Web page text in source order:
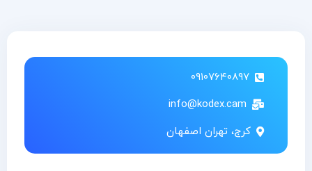
۰۹۱۰۷۶۴۰۸۹۷
info@kodex.cam
کرج، تهران اصفهان